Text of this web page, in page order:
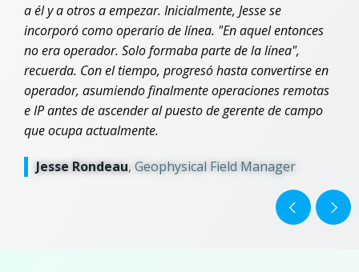
a él y a otros a empezar. Inicialmente, Jesse se
incorporó como operario de línea. "En aquel entonces
no era operador. Solo formaba parte de la línea",
recuerda. Con el tiempo, progresó hasta convertirse en
operador, asumiendo finalmente operaciones remotas
e IP antes de ascender al puesto de gerente de campo
que ocupa actualmente.
Jesse Rondeau, Geophysical Field Manager